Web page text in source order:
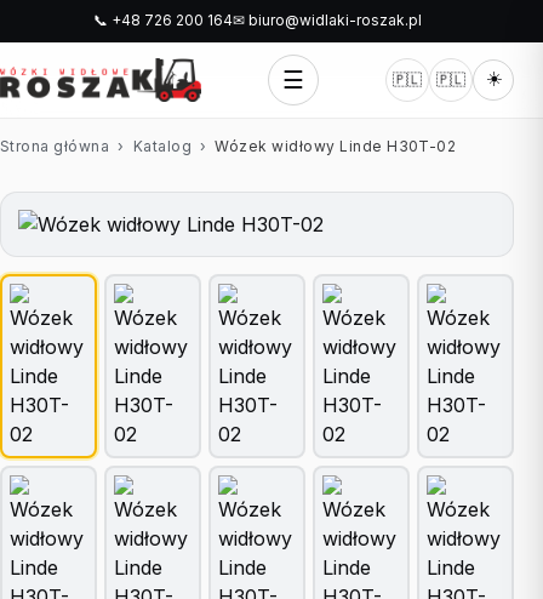
📞 +48 726 200 164✉ biuro@widlaki-roszak.pl
☰ 🇵🇱 🇵🇱 ☀️
Strona główna › Katalog ›Wózek widłowy Linde H30T-02